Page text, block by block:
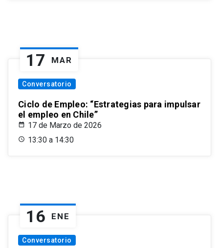
17 MAR
Conversatorio
Ciclo de Empleo: “Estrategias para impulsar
el empleo en Chile”
17 de Marzo de 2026
13:30 a 14:30
16 ENE
Conversatorio